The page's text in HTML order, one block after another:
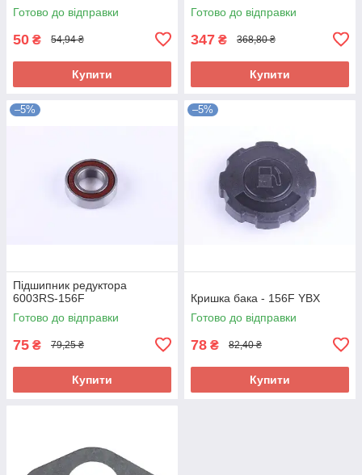
Готово до відправки
50 ₴ 54,94 ₴
Купити
Готово до відправки
347 ₴ 368,80 ₴
Купити
–5%
Підшипник редуктора
6003RS-156F
Готово до відправки
75 ₴ 79,25 ₴
Купити
–5%
Кришка бака - 156F YBX
Готово до відправки
78 ₴ 82,40 ₴
Купити